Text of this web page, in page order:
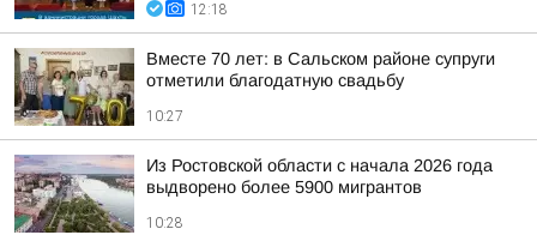
12:18
Вместе 70 лет: в Сальском районе супруги
отметили благодатную свадьбу
10:27
Из Ростовской области с начала 2026 года
выдворено более 5900 мигрантов
10:28